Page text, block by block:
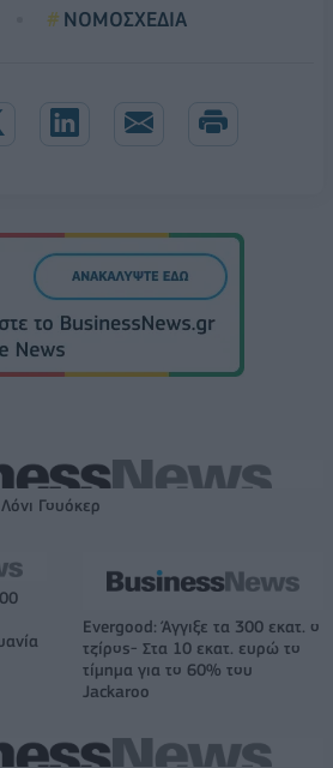
ΝΟΜΟΣΧΕΔΙΑ
Γουόκερ
Evergood: Άγγιξε τα 300 εκατ. ο
τζίρος- Στα 10 εκατ. ευρώ το
τίμημα για το 60% του
Jackaroo